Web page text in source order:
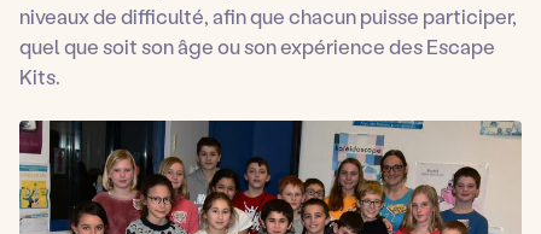
niveaux de difficulté, afin que chacun puisse participer,
quel que soit son âge ou son expérience des Escape
Kits.